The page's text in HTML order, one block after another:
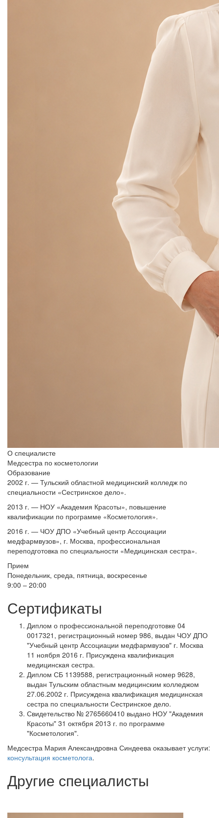
О специалисте
Медсестра по косметологии
Образование
2002 г. — Тульский областной медицинский колледж по
специальности «Сестринское дело».
2013 г. — НОУ «Академия Красоты», повышение
квалификации по программе «Косметология».
2016 г. — ЧОУ ДПО «Учебный центр Ассоциации
медфармвузов», г. Москва, профессиональная
переподготовка по специальности «Медицинская сестра».
Прием
Понедельник, среда, пятница, воскресенье
9:00 – 20:00
Сертификаты
Диплом о профессиональной переподготовке 04
0017321, регистрационный номер 986, выдан ЧОУ ДПО
"Учебный центр Ассоциации медфармвузов" г. Москва
11 ноября 2016 г. Присуждена квалификация
медицинская сестра.
Диплом СБ 1139588, регистрационный номер 9628,
выдан Тульским областным медицинским колледжом
27.06.2002 г. Присуждена квалификация медицинская
сестра по специальности Сестринское дело.
Свидетельство № 2765660410 выдано НОУ "Академия
Красоты" 31 октября 2013 г. по программе
"Косметология".
Медсестра Мария Александровна Синдеева оказывает услуги:
консультация косметолога.
Другие специалисты